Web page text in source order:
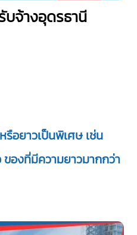
บจ้างอุดรธานี
อยาวเป็นพิเศษ เช่น
องที่มีความยาวมากกว่า